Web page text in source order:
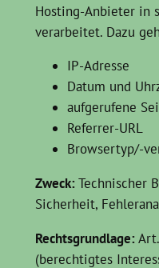
Hosting-Anbieter in
verarbeitet. Dazu
IP-Adresse
Datum und
aufgerufene
Referrer-URL
Browsertyp/-
Zweck:Technischer
Sicherheit,
Rechtsgrundlage:Art.
(berechtigtes